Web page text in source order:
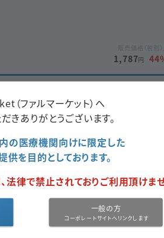
1,787円 44
（ファルマーケット）へ
きありがとうございます。
の医療機関向けに限定した
供を目的としております。
律で禁止されておりご利用頂けませ
一般の方